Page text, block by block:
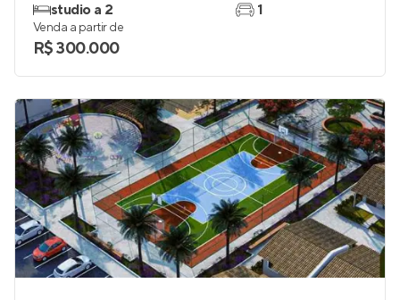
studio a 2
1
Venda a partir de
R$ 300.000